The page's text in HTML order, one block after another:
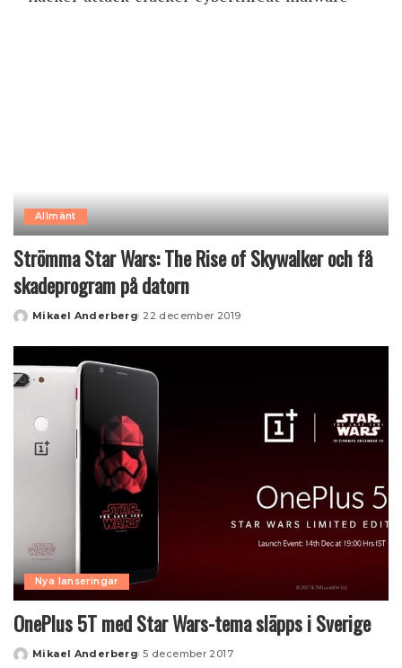
Allmänt
Strömma Star Wars: The Rise of Skywalker och få
skadeprogram på datorn
Posted
Mikael Anderberg 22 december 2019
Nya lanseringar
OnePlus 5T med Star Wars-tema släpps i Sverige
Posted
Mikael Anderberg 5 december 2017